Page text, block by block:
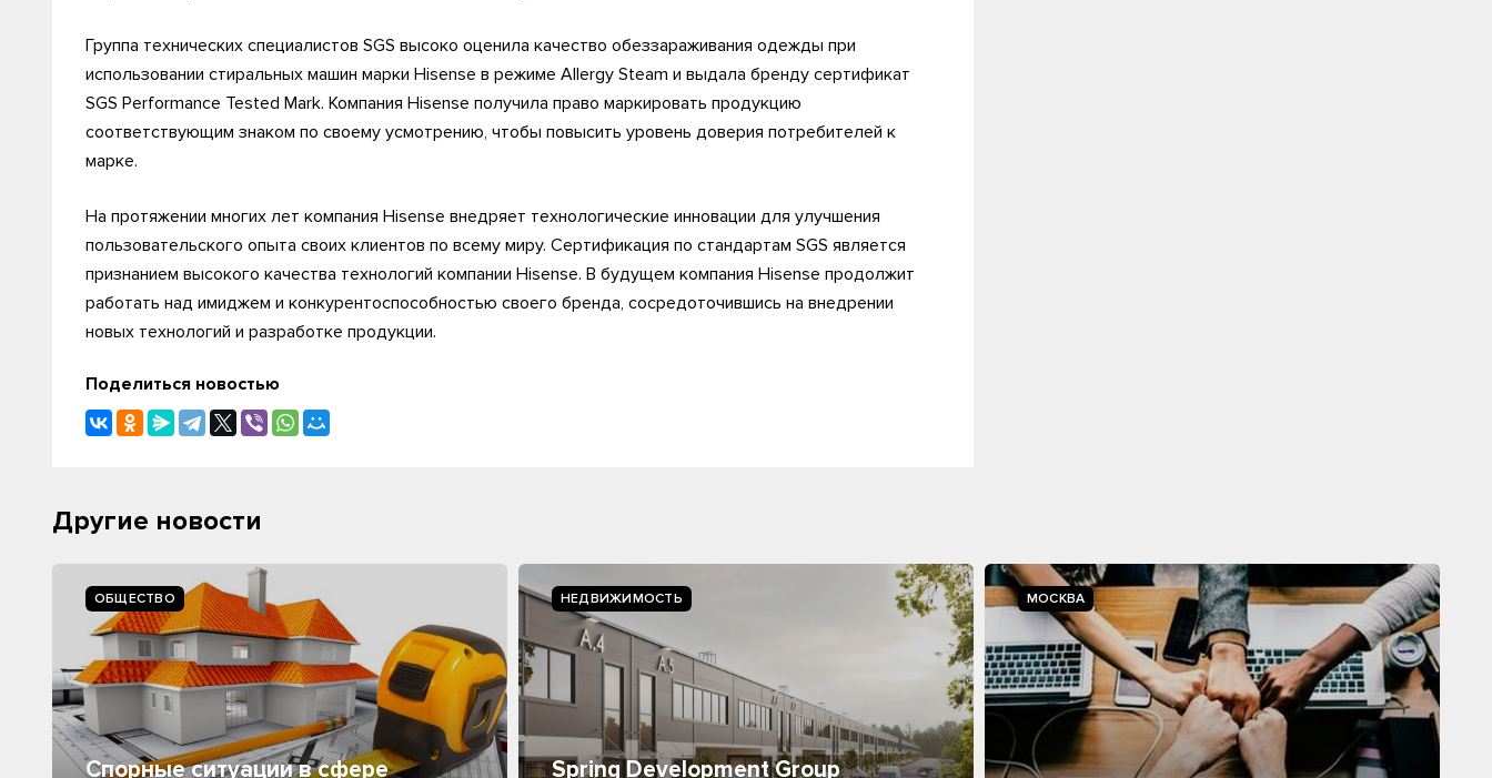
Группа технических специалистов SGS высоко оценила качество обеззараживания одежды при
использовании стиральных машин марки Hisense в режиме Allergy Steam и выдала бренду сертификат
SGS Performance Tested Mark. Компания Hisense получила право маркировать продукцию
соответствующим знаком по своему усмотрению, чтобы повысить уровень доверия потребителей к
марке.
На протяжении многих лет компания Hisense внедряет технологические инновации для улучшения
пользовательского опыта своих клиентов по всему миру. Сертификация по стандартам SGS является
признанием высокого качества технологий компании Hisense. В будущем компания Hisense продолжит
работать над имиджем и конкурентоспособностью своего бренда, сосредоточившись на внедрении
новых технологий и разработке продукции.
Поделиться новостью
Другие новости
ОБЩЕСТВО
Спорные ситуации в сфере
НЕДВИЖИМОСТЬ
Spring Development Group
МОСКВА